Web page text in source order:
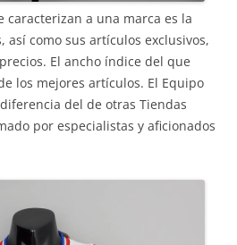
caracterizan a una marca es la
así como sus artículos exclusivos,
El ancho índice del que
los mejores artículos. El Equipo
del de otras Tiendas
por especialistas y aficionados